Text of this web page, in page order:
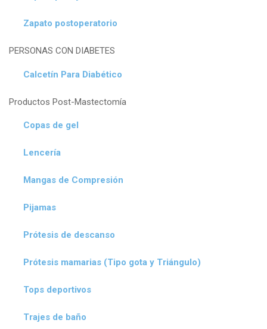
Zapato postoperatorio
PERSONAS CON DIABETES
Calcetín Para Diabético
Productos Post-Mastectomía
Copas de gel
Lencería
Mangas de Compresión
Pijamas
Prótesis de descanso
Prótesis mamarias (Tipo gota y Triángulo)
Tops deportivos
Trajes de baño